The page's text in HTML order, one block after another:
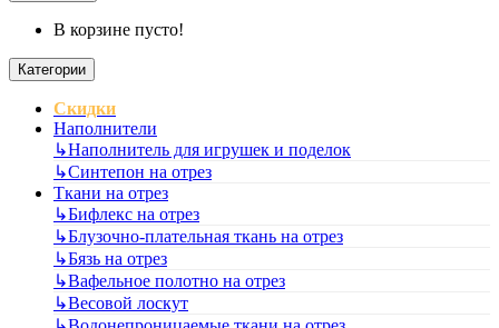
В корзине пусто!
Категории
Скидки
Наполнители
↳Наполнитель для игрушек и поделок
↳Синтепон на отрез
Ткани на отрез
↳Бифлекс на отрез
↳Блузочно-плательная ткань на отрез
↳Бязь на отрез
↳Вафельное полотно на отрез
↳Весовой лоскут